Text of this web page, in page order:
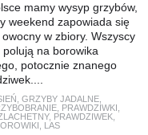
mamy wysyp grzybów,
weekend zapowiada się
w zbiory. Wszyscy
na borowika
potocznie znanego
GRZYBY JADALNE,
, PRAWDZIWKI
, PRAWDZIWEK,
LAS